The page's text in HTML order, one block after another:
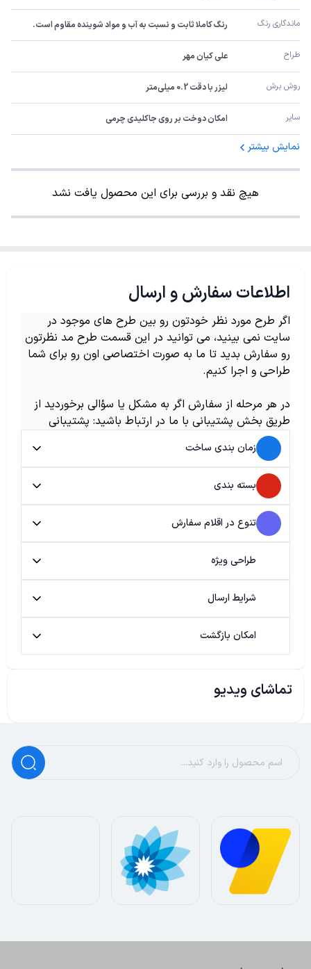
ماندگاری رنگ رنگ کاملا ثابت و نسبت به آب و مواد شوینده مقاوم است.
طراح علی کیان مهر
روش برش لیزر با دقت 0.2 میلی‌متر
سایر امکان دوخت بر روی جاکلیدی چرمی
نمایش بیشتر
هیچ نقد و بررسی برای این محصول یافت نشد
اطلاعات سفارش و ارسال
اگر طرح مورد نظر خودتون رو بین طرح های موجود در
سایت نمی بینید، می توانید در این قسمت طرح مد نظرتون
رو سفارش بدید تا ما به صورت اختصاصی اون رو برای شما
طراحی و اجرا کنیم.
در هر مرحله از سفارش اگر به مشکل یا سؤالی برخوردید از
طریق بخش پشتیبانی با ما در ارتباط باشید: پشتیبانی
زمان بندی ساخت
بسته بندی
تنوع در اقلام سفارش
طراحی ویژه
شرایط ارسال
امکان بازگشت
تماشای ویدیو